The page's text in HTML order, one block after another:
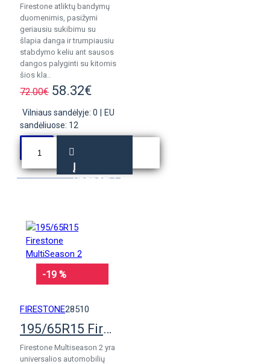
Firestone atliktų bandymų
duomenimis, pasižymi
geriausiu sukibimu su
šlapia danga ir trumpiausiu
stabdymo keliu ant sausos
dangos palyginti su kitomis
šios kla..
72.00€ 58.32€
Vilniaus sandėlyje: 0
EU
sandėliuose: 12
Į
KREPŠELĮ
-19 %
FIRESTONE28510
195/65R15 Firestone MultiSeason 2
Firestone Multiseason 2 yra
universalios automobilių